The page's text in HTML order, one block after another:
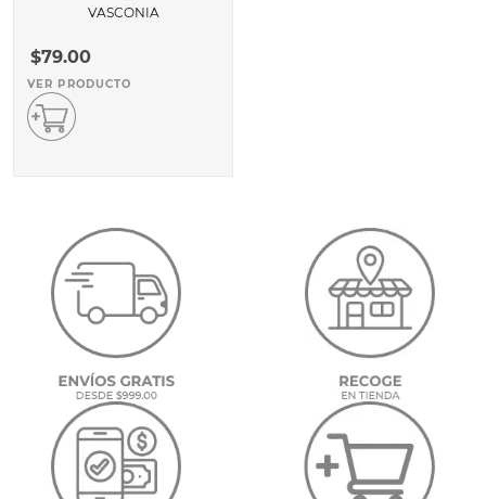
VASCONIA
$79.00
VER PRODUCTO